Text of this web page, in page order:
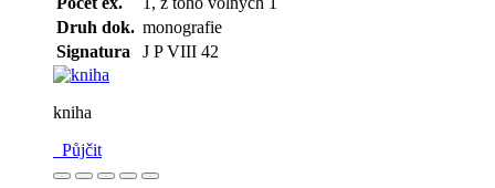
Druh dok. monografie
Signatura
J P VIII 42
kniha
Půjčit